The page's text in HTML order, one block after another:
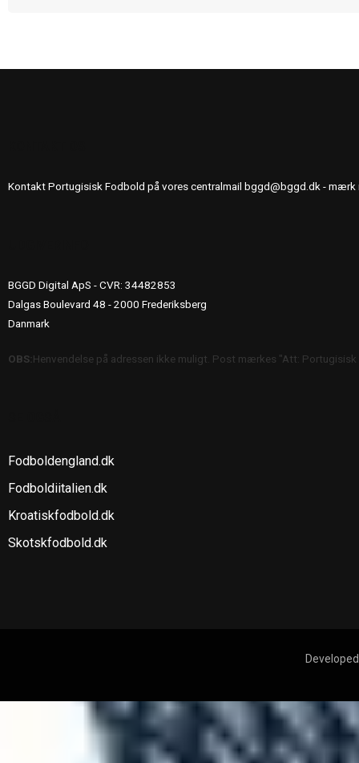
Kontakt Portugisisk Fodbold på vores centralmail bggd@bggd.dk - mærk
BGGD Digital ApS - CVR: 34482853
Dalgas Boulevard 48 - 2000 Frederiksberg
Danmark
OBS:Henvendelse på adressen ikke muligt. Post mærkes "Att:
Fodboldengland.dk
Fodboldiitalien.dk
Kroatiskfodbold.dk
Skotskfodbold.dk